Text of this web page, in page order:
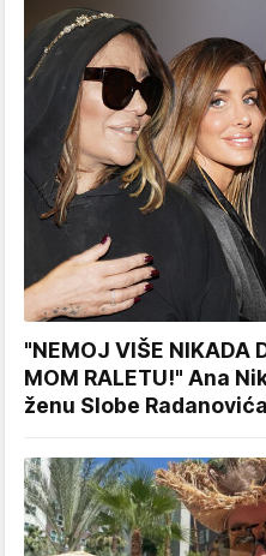
"NEMOJ VIŠE NIKADA
MOM RALETU!" Ana
ženu Slobe Radanovića